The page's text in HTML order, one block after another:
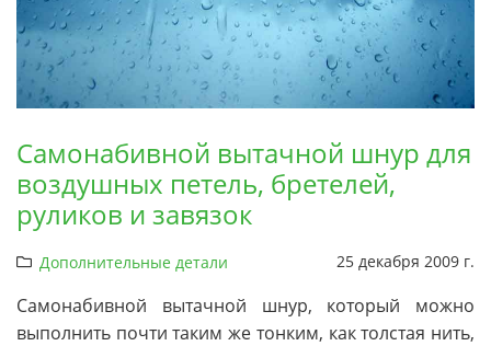
Самонабивной вытачной шнур для
воздушных петель, бретелей,
руликов и завязок
Дополнительные детали 25 декабря 2009 г.
Самонабивной вытачной шнур, который можно
выполнить почти таким же тонким, как толстая нить,